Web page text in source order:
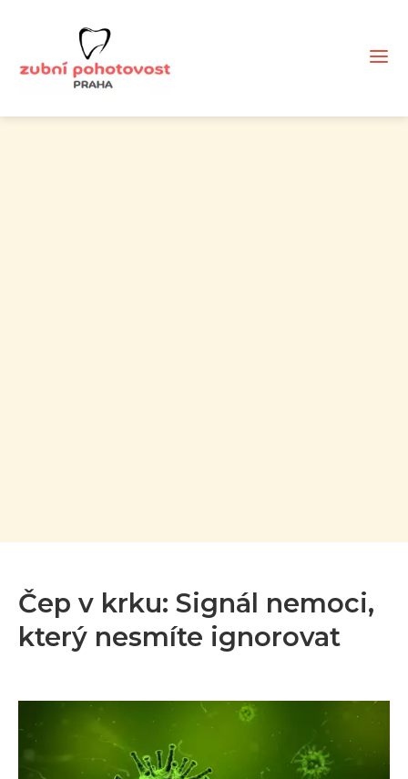
Čep v krku: Signál nemoci,
který nesmíte ignorovat